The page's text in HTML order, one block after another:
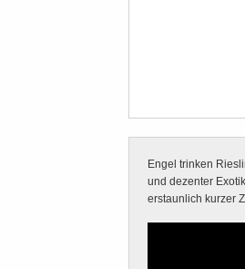
Engel trinken
und dezenter
erstaunlich kurzer